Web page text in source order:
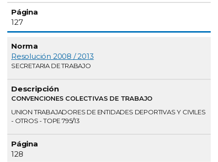
127
Resolución 2008 / 2013
SECRETARIA DE TRABAJO
CONVENCIONES COLECTIVAS DE TRABAJO
UNION TRABAJADORES DE ENTIDADES DEPORTIVAS Y CIVILES
- OTROS - TOPE 795/13
128